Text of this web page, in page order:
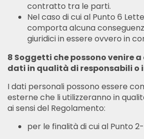
contratto tra le parti.
Nel caso di cui al Punto 6
comporta alcuna
giuridici in essere ovvero in
8 Soggetti che possono venire
dati in qualità di responsabili o
I dati personali possono essere
esterne che li utilizzeranno in
ai sensi del Regolamento:
per le finalità di cui al Punto